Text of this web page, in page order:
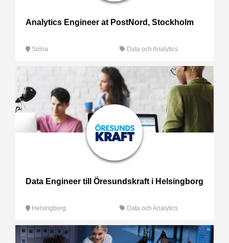
Analytics Engineer at PostNord, Stockholm
Solna Data och Analytics
Data Engineer till Öresundskraft i Helsingborg
Helsingborg Data och Analytics